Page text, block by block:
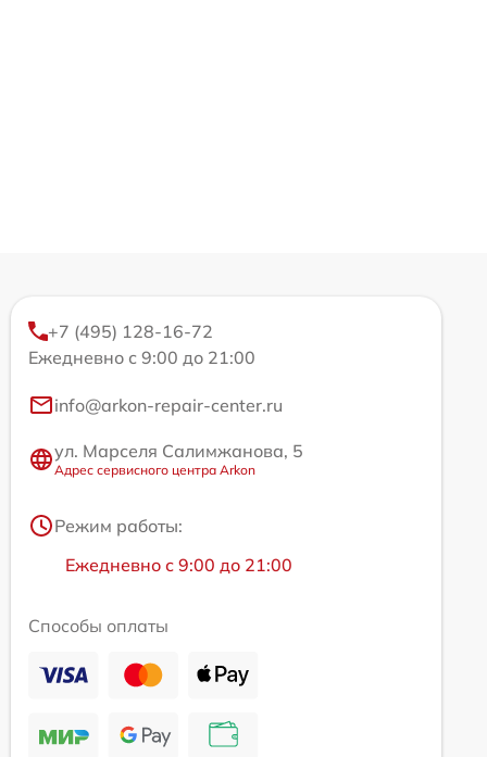
+7 (495) 128-16-72
Ежедневно с 9:00 до 21:00
info@arkon-repair-center.ru
ул. Марселя Салимжанова, 5
Адрес сервисного центра Arkon
Режим работы:
Ежедневно с 9:00 до 21:00
Способы оплаты